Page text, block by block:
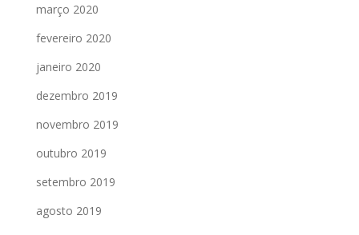
março 2020
fevereiro 2020
janeiro 2020
dezembro 2019
novembro 2019
outubro 2019
setembro 2019
agosto 2019